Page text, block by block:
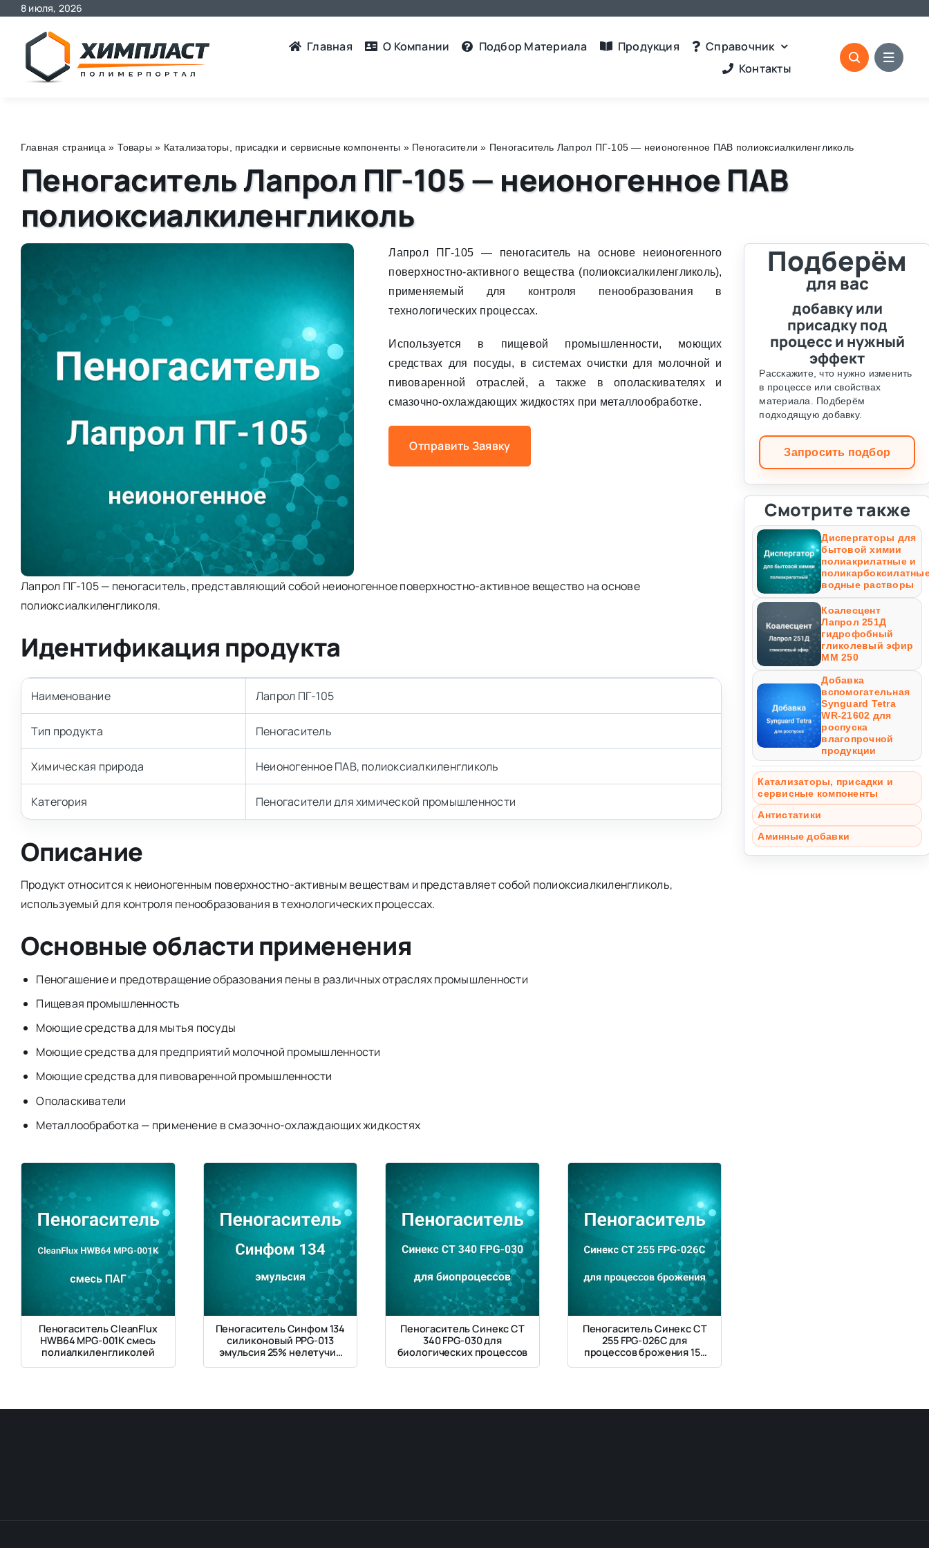
Skip
content
8 июля, 2026
Главная О Компании Подбор Материалa Продукция
Справочник
Контакты
Главная страница » Товары » Катализаторы, присадки и сервисные компоненты » Пеногасители » Пеногаситель Лапрол ПГ-105 — неионогенное ПАВ полиоксиалкиленгликоль
Пеногаситель Лапрол ПГ-105 — неионогенное ПАВ
полиоксиалкиленгликоль
Лапрол ПГ-105 — пеногаситель на основе неионогенного
поверхностно-активного вещества (полиоксиалкиленгликоль),
применяемый для контроля пенообразования в
технологических процессах.
Используется в пищевой промышленности, моющих
средствах для посуды, в системах очистки для молочной и
пивоваренной отраслей, а также в ополаскивателях и
смазочно-охлаждающих жидкостях при металлообработке.
Отправить Заявку
Лапрол ПГ-105 — пеногаситель, представляющий собой неионогенное поверхностно-активное вещество на основе
полиоксиалкиленгликоля.
Идентификация продукта
Наименование Лапрол ПГ-105
Тип продукта Пеногаситель
Химическая природа Неионогенное ПАВ, полиоксиалкиленгликоль
Категория Пеногасители для химической промышленности
Описание
Продукт относится к неионогенным поверхностно-активным веществам и представляет собой полиоксиалкиленгликоль,
используемый для контроля пенообразования в технологических процессах.
Основные области применения
Пеногашение и предотвращение образования пены в различных отраслях промышленности
Пищевая промышленность
Моющие средства для мытья посуды
Моющие средства для предприятий молочной промышленности
Моющие средства для пивоваренной промышленности
Ополаскиватели
Металлообработка — применение в смазочно-охлаждающих жидкостях
Пеногаситель CleanFlux
HWB64 MPG-001K смесь
полиалкиленгликолей
Пеногаситель Синфом 134
силиконовый PPG-013
эмульсия 25% нелетучих
веществ
Пеногаситель Синекс СТ
340 FPG-030 для
биологических процессов
Пеногаситель Синекс СТ
255 FPG-026C для
процессов брожения 15–
100°С pH 4–10
Подберём
для вас
добавку или
присадку под
процесс и нужный
эффект
Расскажите, что нужно изменить
в процессе или свойствах
материала. Подберём
подходящую добавку.
Запросить подбор
Смотрите также
Диспергаторы для
бытовой химии
полиакрилатные и
водные растворы
Коалесцент
Лапрол 251Д
гидрофобный
гликолевый эфир
ММ 250
Добавка
вспомогательная
Synguard Tetra
WR-21602 для
роспуска
влагопрочной
продукции
Катализаторы, присадки и
сервисные компоненты
Антистатики
Аминные добавки